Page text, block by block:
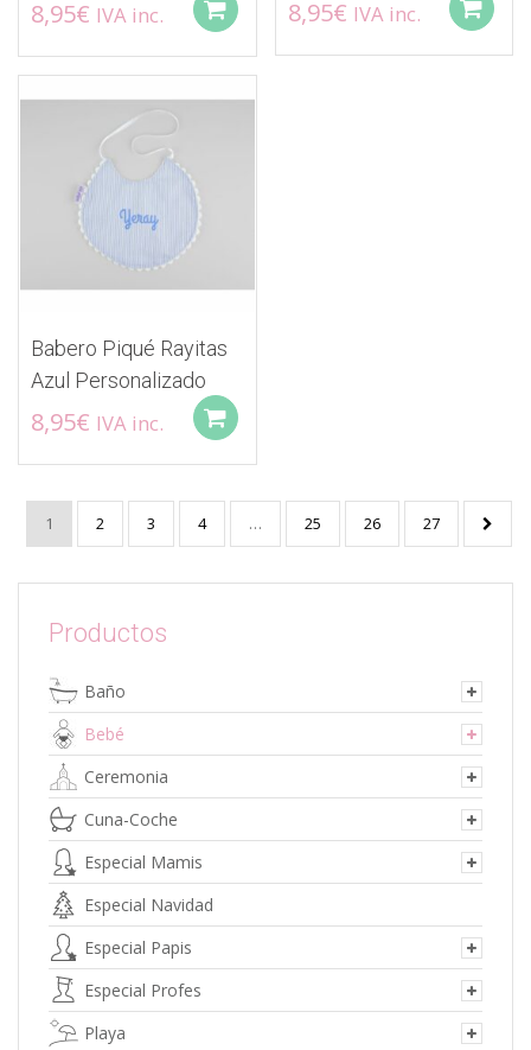
8,95€ IVA inc. Add to cart
8,95€ IVA inc.
Babero Piqué Rayitas
Azul Personalizado
8,95€ IVA inc.
1 2 3 4 … 25 26 27
Productos
Baño
Bebé
Ceremonia
Cuna-Coche
Especial Mamis
Especial Navidad
Especial Papis
Especial Profes
Playa